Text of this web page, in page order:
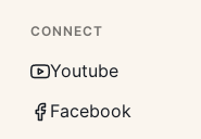
CONNECT
Youtube
Facebook